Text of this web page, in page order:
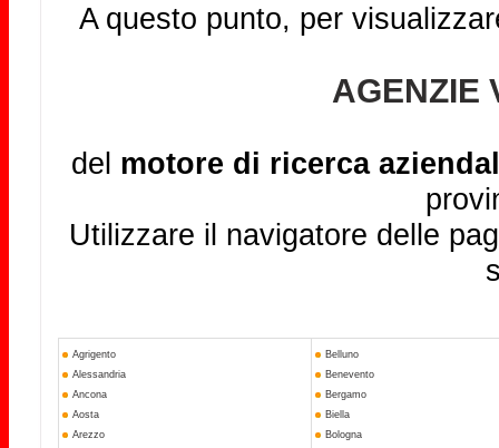
A questo punto, per
AGENZIE
del motore di ricerca
Utilizzare il navigatore delle
Agrigento
Alessandria
Ancona
Aosta
Arezzo
Belluno
Benevento
Bergamo
Biella
Bologna